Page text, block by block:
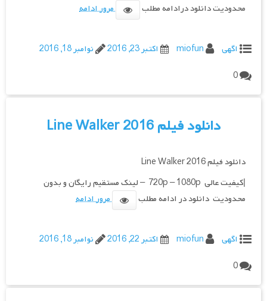
محدودیت دانلود درادامه مطلب
مرور ادامه
اگهی miofun اکتبر 23, 2016
نوامبر 18, 2016
0
دانلود فیلم Line Walker 2016
دانلود فیلم Line Walker 2016
|کیفیت عالی 720p – 1080p – لینک مستقیم رایگان و بدون
محدودیت دانلود در ادامه مطلب
مرور ادامه
اگهی miofun اکتبر 22, 2016
نوامبر 18, 2016
0